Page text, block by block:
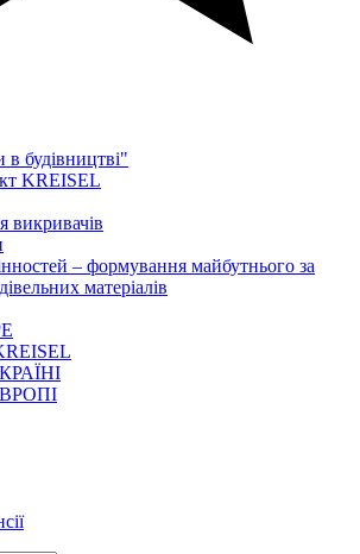
будівництві"
KREISEL
викривачів
– формування майбутнього за
матеріалів